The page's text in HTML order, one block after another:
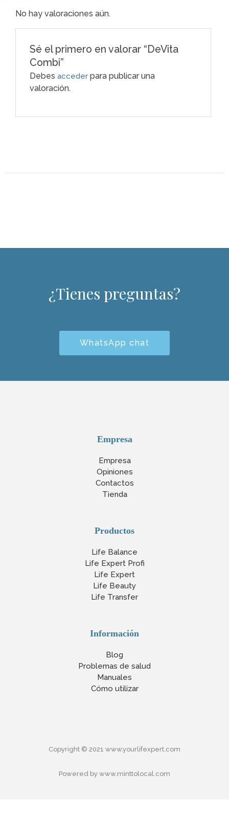
No hay valoraciones aún.
Sé el primero en valorar “DeVita
Combi”
Debes accederpara publicar una
valoración.
¿Tienes preguntas?
WhatsApp chat
Empresa
Empresa
Opiniones
Contactos
Tienda
Productos
Life Balance
Life Expert Profi
Life Expert
Life Beauty
Life Transfer
Información
Blog
Problemas de salud
Manuales
Cómo utilizar
Copyright © 2021 www.yourlifexpert.com
Powered by www.minttolocal.com